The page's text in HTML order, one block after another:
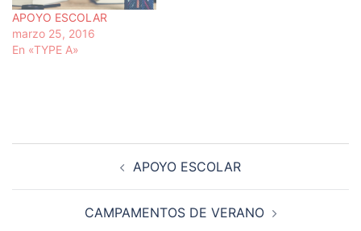
APOYO ESCOLAR
marzo 25, 2016
En «TYPE A»
APOYO ESCOLAR
CAMPAMENTOS DE VERANO